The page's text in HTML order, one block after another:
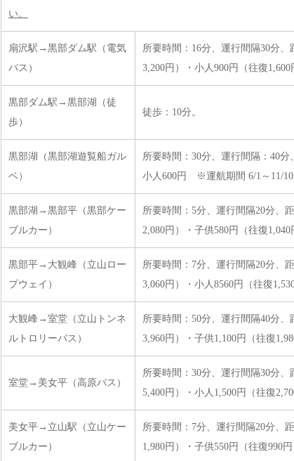
い。
扇沢駅→黒部ダム駅（電気
バス）
所要時間：16分、運行間隔30分
3,200円）・小人900円（往復1,600
黒部ダム駅→黒部湖（徒
歩）
徒歩：10分。
黒部湖（黒部湖遊覧船ガル
ベ）
所要時間：30分、運行間隔：40
小人600円 ※運航期間 6/1～11/10
黒部湖→黒部平（黒部ケー
ブルカー）
所要時間：5分、運行間隔20分、
2,080円）・子供580円（往復1,040
黒部平→大観峰（立山ロー
プウェイ）
所要時間：7分、運行間隔20分、
3,060円）・小人8560円（往復
大観峰→室堂（立山トンネ
ルトロリーバス）
所要時間：50分、運行間隔40分
3,960円）・子供1,100円（往復
室堂→美女平（高原バス）
所要時間：30分、運行間隔30分
5,400円）・小人1,500円（往復
美女平→立山駅（立山ケー
ブルカー）
所要時間：7分、運行間隔20分、
1,980円）・子供550円（往復990